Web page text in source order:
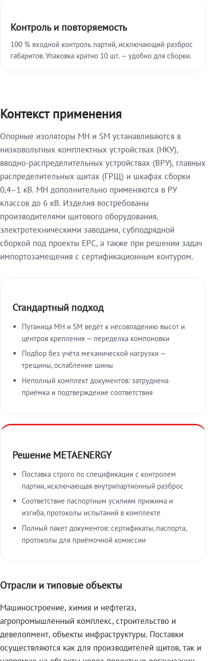
Контроль и повторяемость
100 % входной контроль партий, исключающий разброс
габаритов. Упаковка кратно 10 шт. — удобно для сборки.
Контекст применения
Опорные изоляторы МН и SM устанавливаются в
низковольтных комплектных устройствах (НКУ),
вводно-распределительных устройствах (ВРУ), главных
распределительных щитах (ГРЩ) и шкафах сборки
0,4–1 кВ. МН дополнительно применяются в РУ
классов до 6 кВ. Изделия востребованы
производителями щитового оборудования,
электротехническими заводами, субподрядной
сборкой под проекты EPC, а также при решении задач
импортозамещения с сертификационным контуром.
Стандартный подход
Путаница МН и SM ведёт к несовпадению высот и
центров крепления — переделка компоновки
Подбор без учёта механической нагрузки —
трещины, ослабление шины
Неполный комплект документов: затруднена
приёмка и подтверждение соответствия
Решение METAENERGY
Поставка строго по спецификации с контролем
партии, исключающая внутрипартионный разброс
Соответствие паспортным усилиям прижима и
изгиба, протоколы испытаний в комплекте
Полный пакет документов: сертификаты, паспорта,
протоколы для приёмочной комиссии
Отрасли и типовые объекты
Машиностроение, химия и нефтегаз,
агропромышленный комплекс, строительство и
девелопмент, объекты инфраструктуры. Поставки
осуществляются как для производителей щитов, так и